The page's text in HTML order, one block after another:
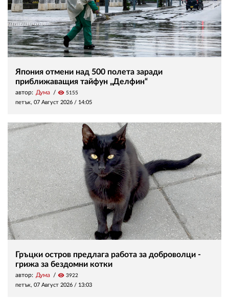
Япония отмени над 500 полета заради
приближаващия тайфун „Делфин“
автор: Дума visibility 5155
петък, 07 Август 2026 / 14:05
Гръцки остров предлага работа за доброволци -
грижа за бездомни котки
автор: Дума visibility 3922
петък, 07 Август 2026 / 13:03